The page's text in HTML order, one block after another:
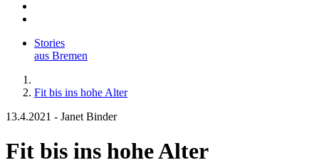
Stories
aus Bremen
Fit bis ins hohe Alter
13.4.2021 - Janet Binder
Fit bis ins hohe Alter